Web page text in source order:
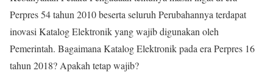
Perpres 54 tahun 2010 beserta seluruh Perubahannya terdapat
inovasi Katalog Elektronik yang wajib digunakan oleh
Pemerintah. Bagaimana Katalog Elektronik pada era Perpres 16
tahun 2018? Apakah tetap wajib?